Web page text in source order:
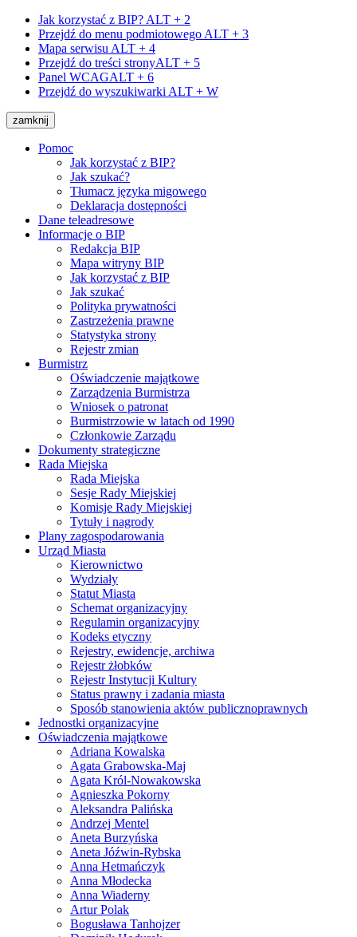
Jak korzystać z BIP? ALT + 2
Przejdź do menu podmiotowego ALT + 3
Mapa serwisu ALT + 4
Przejdź do treści stronyALT + 5
Panel WCAGALT + 6
Przejdź do wyszukiwarki ALT + W
zamknij
Pomoc
Jak korzystać z BIP?
Jak szukać?
Tłumacz języka migowego
Deklaracja dostępności
Dane teleadresowe
Informacje o BIP
Redakcja BIP
Mapa witryny BIP
Jak korzystać z BIP
Jak szukać
Polityka prywatności
Zastrzeżenia prawne
Statystyka strony
Rejestr zmian
Burmistrz
Oświadczenie majątkowe
Zarządzenia Burmistrza
Wniosek o patronat
Burmistrzowie w latach od 1990
Członkowie Zarządu
Dokumenty strategiczne
Rada Miejska
Rada Miejska
Sesje Rady Miejskiej
Komisje Rady Miejskiej
Tytuły i nagrody
Plany zagospodarowania
Urząd Miasta
Kierownictwo
Wydziały
Statut Miasta
Schemat organizacyjny
Regulamin organizacyjny
Kodeks etyczny
Rejestry, ewidencje, archiwa
Rejestr żłobków
Rejestr Instytucji Kultury
Status prawny i zadania miasta
Sposób stanowienia aktów publicznoprawnych
Jednostki organizacyjne
Oświadczenia majątkowe
Adriana Kowalska
Agata Grabowska-Maj
Agata Król-Nowakowska
Agnieszka Pokorny
Aleksandra Palińska
Andrzej Mentel
Aneta Burzyńska
Aneta Jóźwin-Rybska
Anna Hetmańczyk
Anna Młodecka
Anna Wiaderny
Artur Polak
Bogusława Tanhojzer